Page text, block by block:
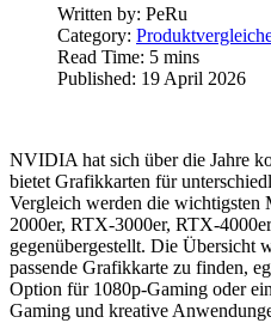
Written by: PeRu
Category:
Read Time: 5 mins
Published: 19 April 2026
NVIDIA hat sich über die Jahre
bietet Grafikkarten für
Vergleich werden die
2000er, RTX-3000er, RTX-
gegenübergestellt. Die Übersicht
passende Grafikkarte zu finden,
Option für 1080p-Gaming oder
Gaming und kreative